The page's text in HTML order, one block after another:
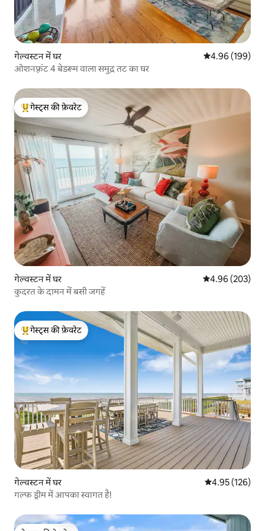
गेल्वस्टन में घर औसत रेटिंग 5 में से
4.96 (199)
ओशनफ़्रंट 4 बेडरूम वाला समुद्र तट का घर
गेस्ट्स का टॉप फ़ेवरेट
गेस्ट्स की फ़ेवरेट
गेल्वस्टन में घर औसत रेटिंग 5 में से
4.96 (203)
कुदरत के दामन में बसी जगहें
गेस्ट्स का टॉप फ़ेवरेट
गेस्ट्स की फ़ेवरेट
गेल्वस्टन में घर औसत रेटिंग 5 में से
4.95 (126)
गल्फ ड्रीम में आपका स्वागत है!